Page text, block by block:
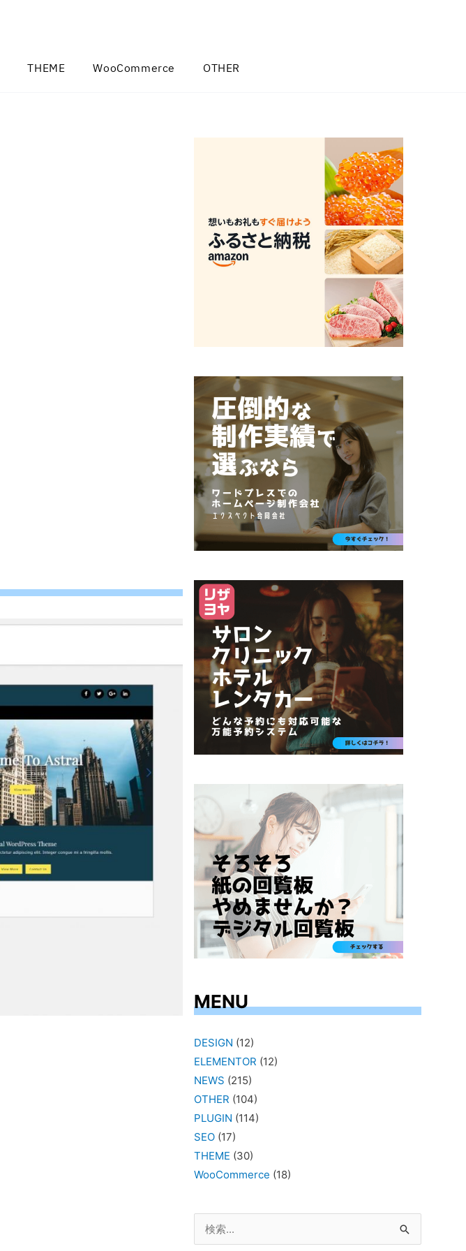
THEME WooCommerce OTHER
MENU
DESIGN (12)
ELEMENTOR (12)
NEWS (215)
OTHER (104)
PLUGIN (114)
SEO(17)
THEME (30)
WooCommerce (18)